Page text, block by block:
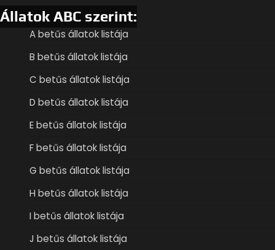
Állatok ABC szerint:
A betűs állatok listája
B betűs állatok listája
C betűs állatok listája
D betűs állatok listája
E betűs állatok listája
F betűs állatok listája
G betűs állatok listája
H betűs állatok listája
I betűs állatok listája
J betűs állatok listája